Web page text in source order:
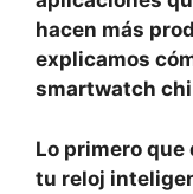
hacen más
explicamos
smartwatch
Lo primero que
tu reloj